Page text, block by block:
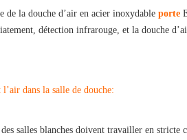
de la douche d’air en acier inoxydableporte
détection infrarouge, et la douche
dans la salle de douche:
salles blanches doivent travailler en